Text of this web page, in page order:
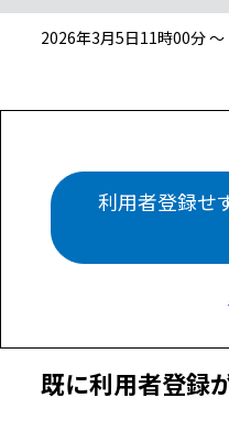
2026年3月5日11時00分 ～
利用者登録せ
既に利用者登録